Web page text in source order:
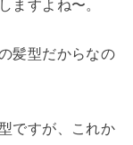
ますよね〜。
髪型だからなの
ですが、これか